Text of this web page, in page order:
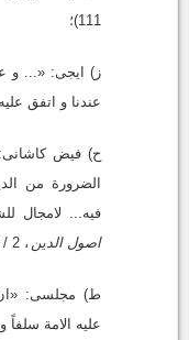
111)؛
ز) ایجى: «... و
عندنا و اتفق
ح) فیض
الضرورة من
فیه... لامجال
اصول الدین ، 2 / 873)؛
ط) مجلسى: «ان
علیه الامة سلفاً